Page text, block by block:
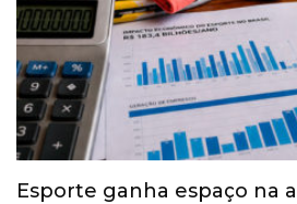
Esporte ganha espaço na